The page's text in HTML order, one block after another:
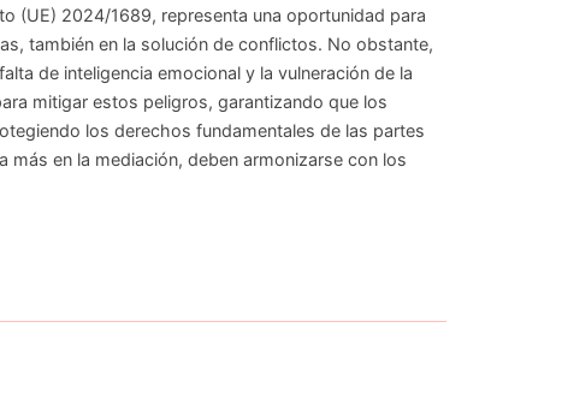
(UE) 2024/1689, representa una oportunidad para
también en la solución de conflictos. No obstante,
de inteligencia emocional y la vulneración de la
mitigar estos peligros, garantizando que los
los derechos fundamentales de las partes
en la mediación, deben armonizarse con los